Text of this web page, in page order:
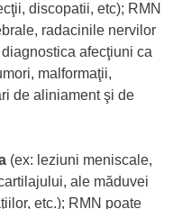
discopatii, etc); RMN
radacinile nervilor
afecţiuni ca
malformaţii,
de aliniament şi de
(ex: leziuni meniscale,
ale măduvei
etc.); RMN poate